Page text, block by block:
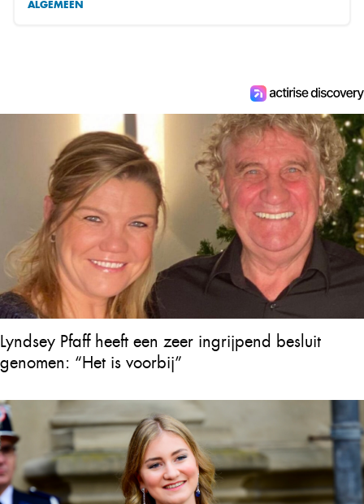
ALGEMEEN
Lyndsey Pfaff heeft een zeer ingrijpend besluit
genomen: “Het is voorbij”